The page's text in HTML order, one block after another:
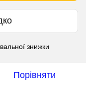
знижки
Порівняти